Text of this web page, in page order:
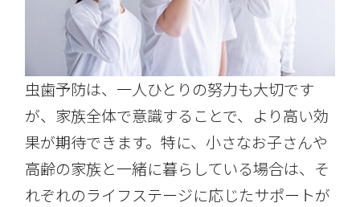
虫歯予防は、一人ひとりの努力も大切です
が、家族全体で意識することで、より高い効
果が期待できます。特に、小さなお子さんや
高齢の家族と一緒に暮らしている場合は、そ
れぞれのライフステージに応じたサポートが